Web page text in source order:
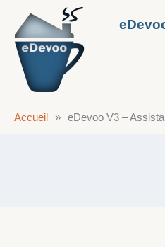
contenu
Accueil » eDevoo V3 –